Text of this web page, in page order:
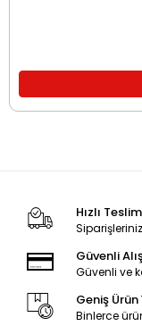
Hızlı
Güvenli
Güvenli ve
Geniş
Binlerce